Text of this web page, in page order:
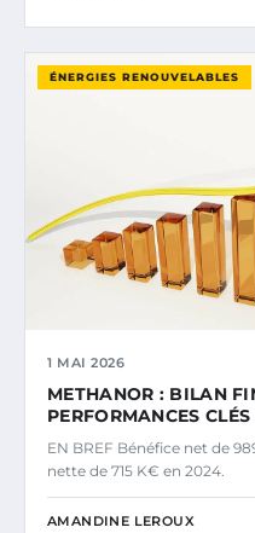
ÉNERGIES RENOUVELABLES
1 MAI 2026
METHANOR : BILAN
PERFORMANCES
EN BREF Bénéfice net de
nette de 715 K€ en 2024.
AMANDINE LEROUX